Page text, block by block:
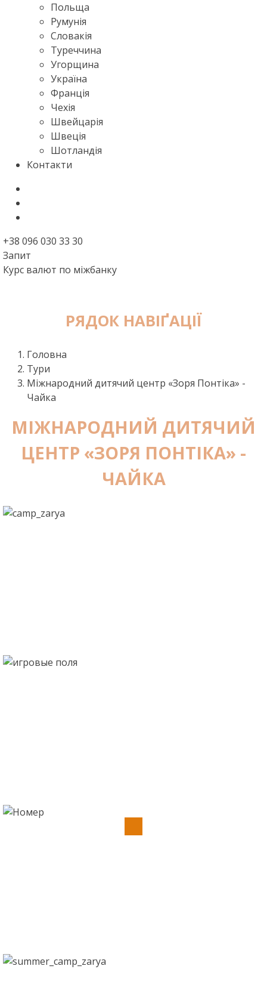
Польща
Румунія
Словакія
Туреччина
Угорщина
Україна
Франція
Чехія
Швейцарія
Швеція
Шотландія
Контакти
+38 096 030 33 30
Запит
Курс валют по міжбанку
РЯДОК НАВІҐАЦІЇ
Головна
Тури
Міжнародний дитячий центр «Зоря Понтіка» -
Чайка
МІЖНАРОДНИЙ ДИТЯЧИЙ
ЦЕНТР «ЗОРЯ ПОНТІКА» -
ЧАЙКА